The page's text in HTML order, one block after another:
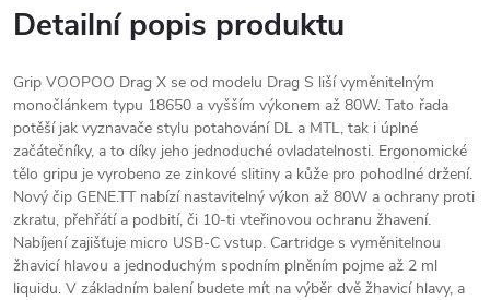
Detailní popis produktu
Grip VOOPOO Drag X se od modelu Drag S liší vyměnitelným
monočlánkem typu 18650 a vyšším výkonem až 80W. Tato řada
potěší jak vyznavače stylu potahování DL a MTL, tak i úplné
začátečníky, a to díky jeho jednoduché ovladatelnosti. Ergonomické
tělo gripu je vyrobeno ze zinkové slitiny a kůže pro pohodlné držení.
Nový čip GENE.TT nabízí nastavitelný výkon až 80W a ochrany proti
zkratu, přehřátí a podbití, či 10-ti vteřinovou ochranu žhavení.
Nabíjení zajišťuje micro USB-C vstup. Cartridge s vyměnitelnou
žhavicí hlavou a jednoduchým spodním plněním pojme až 2 ml
liquidu. V základním balení budete mít na výběr dvě žhavicí hlavy, a